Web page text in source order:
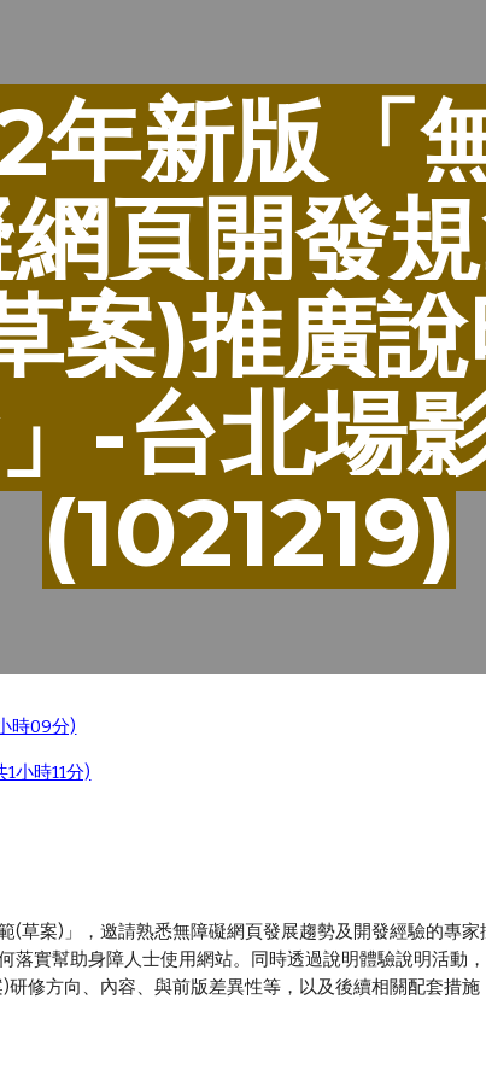
年新版「
頁開發
案)推廣說
-台北場
(1021219)
時09分)
小時11分)
(草案)」，邀請熟悉無障礙網頁發展趨勢及開發經驗的專
落實幫助身障人士使用網站。同時透過說明體驗說明活動
修方向、內容、與前版差異性等，以及後續相關配套措施